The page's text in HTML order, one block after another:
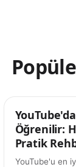
İpuçları
Öğrenilir:
Pratik
YouTube'u en